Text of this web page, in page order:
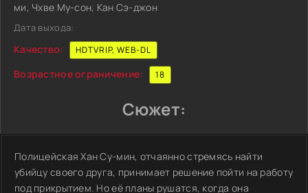
ми, Чхве Му-сон, Кан Сэ-джон
Дата выхода:
Качество: HDTVRIP, WEB-DL
Возрастное ограничение: 18
Сюжет:
Полицейская Хан Су-мин, отчаянно стремясь найти
убийцу своего друга, принимает решение пойти на работу
под прикрытием. Но её планы рушатся, когда она